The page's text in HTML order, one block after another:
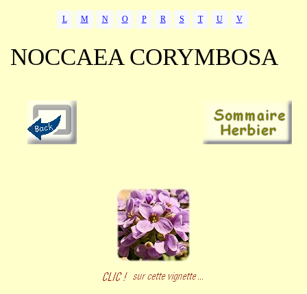
L M N O P R S T U V
NOCCAEA CORYMBOSA